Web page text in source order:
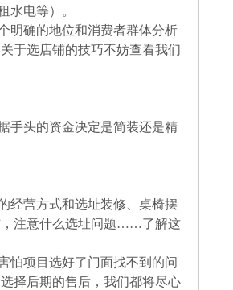
水电等）。
明确的地位和消费者群体分析
于选店铺的技巧不妨查看我们
手头的资金决定是简装还是精
经营方式和选址装修、桌椅摆
，注意什么选址问题……了解这
怕项目选好了门面找不到的问
择后期的售后，我们都将尽心